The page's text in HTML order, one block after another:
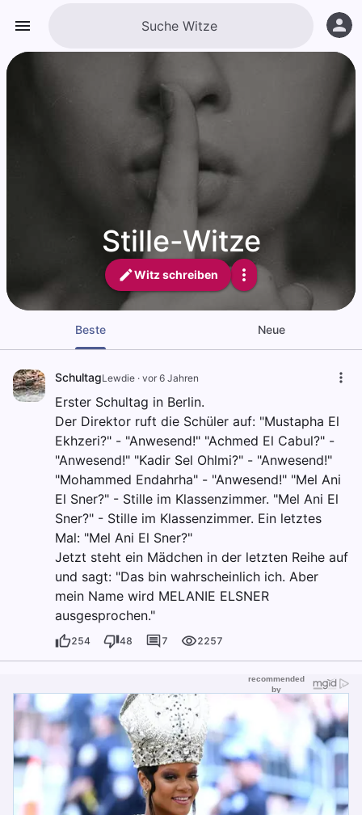
Stille-Witze
Witz schreiben
Beste Neue
SchultagLewdie · vor 6 Jahren
Erster Schultag in Berlin.
Der Direktor ruft die Schüler auf: "Mustapha El
Ekhzeri?" - "Anwesend!" "Achmed El Cabul?" -
"Anwesend!" "Kadir Sel Ohlmi?" - "Anwesend!"
"Mohammed Endahrha" - "Anwesend!" "Mel Ani
El Sner?" - Stille im Klassenzimmer. "Mel Ani El
Sner?" - Stille im Klassenzimmer. Ein letztes
Mal: "Mel Ani El Sner?"
Jetzt steht ein Mädchen in der letzten Reihe auf
und sagt: "Das bin wahrscheinlich ich. Aber
mein Name wird MELANIE ELSNER
ausgesprochen."
254 48 7 2257